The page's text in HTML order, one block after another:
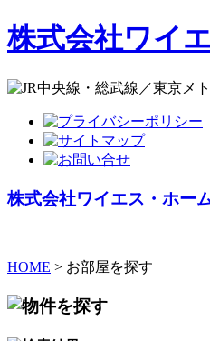
株式会社ワイ
株式会社ワイエス・ホー
HOME > お部屋を探す